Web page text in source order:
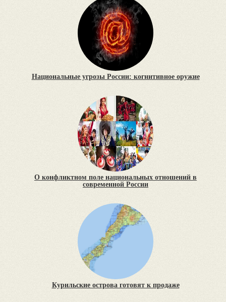
Национальные угрозы России: когнитивное оружие
О конфликтном поле национальных отношений в
современной России
Курильские острова готовят к продаже